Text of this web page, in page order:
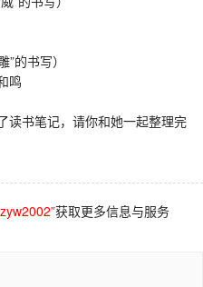
的书写）
鸣
书笔记，请你和她一起整理完
获取更多信息与服务